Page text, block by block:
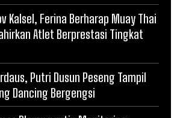
Kalsel, Ferina Berharap Muay Thai
Atlet Berprestasi Tingkat
Putri Dusun Peseng Tampil
Dancing Bergengsi